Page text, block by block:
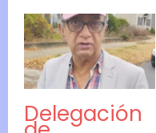
r
e
n
t
a
afectado por bandas
de personas que violan
el ordenamiento
jurídico para
extorsionar a
extranjeros que vienen
a realizar negocios al
país. La denuncia la
Delegación